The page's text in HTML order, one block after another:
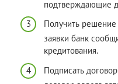
подтверждающие
Получить
заявки банк
кредитования.
Подписать